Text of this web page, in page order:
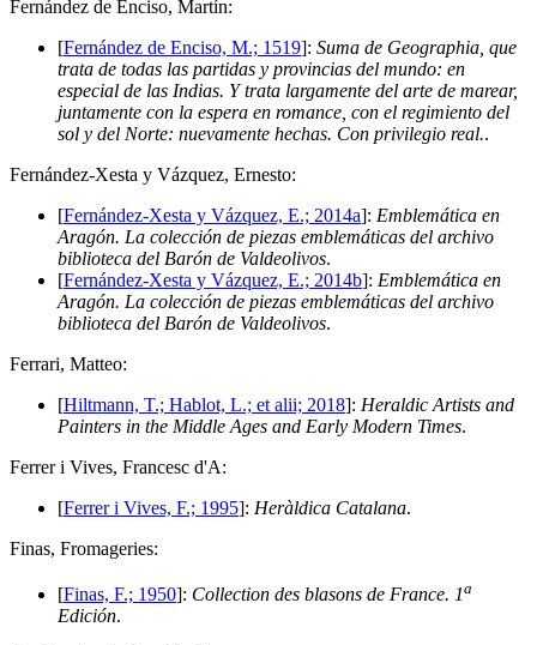
Fernández de Enciso, Martín:
[Fernández de Enciso, M.; 1519]: Suma de Geographia, que
trata de todas las partidas y provincias del mundo: en
especial de las Indias. Y trata largamente del arte de marear,
juntamente con la espera en romance, con el regimiento del
sol y del Norte: nuevamente hechas. Con privilegio real..
Fernández-Xesta y Vázquez, Ernesto:
[Fernández-Xesta y Vázquez, E.; 2014a]: Emblemática en
Aragón. La colección de piezas emblemáticas del archivo
biblioteca del Barón de Valdeolivos.
[Fernández-Xesta y Vázquez, E.; 2014b]: Emblemática en
Aragón. La colección de piezas emblemáticas del archivo
biblioteca del Barón de Valdeolivos.
Ferrari, Matteo:
[Hiltmann, T.; Hablot, L.; et alii; 2018]: Heraldic Artists and
Painters in the Middle Ages and Early Modern Times.
Ferrer i Vives, Francesc d'A:
[Ferrer i Vives, F.; 1995]: Heràldica Catalana.
Finas, Fromageries:
[Finas, F.; 1950]: Collection des blasons de France. 1a
Edición.